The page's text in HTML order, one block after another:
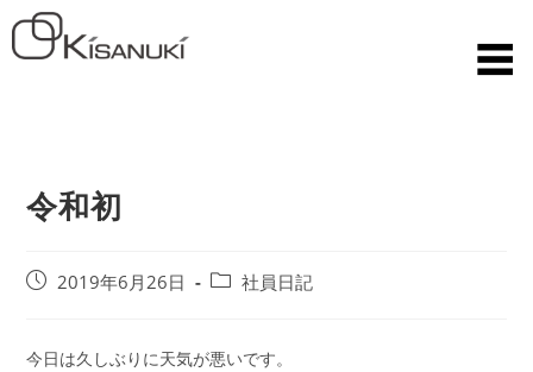
令和初
2019年6月26日 社員日記
今日は久しぶりに天気が悪いです。